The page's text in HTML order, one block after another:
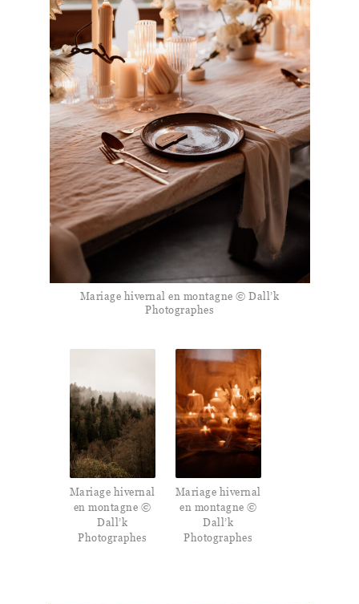
Mariage hivernal en montagne © Dall’k
Photographes
Mariage hivernal
en montagne ©
Dall’k
Photographes
Mariage hivernal
en montagne ©
Dall’k
Photographes